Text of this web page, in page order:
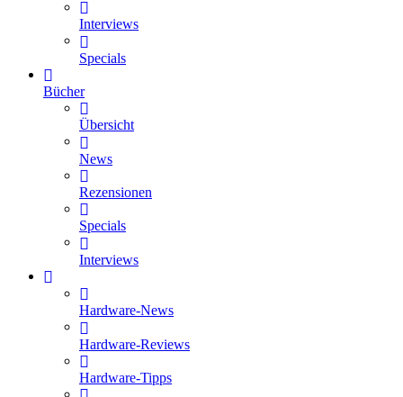
Interviews
Specials
Bücher
Übersicht
News
Rezensionen
Specials
Interviews
Hardware-News
Hardware-Reviews
Hardware-Tipps